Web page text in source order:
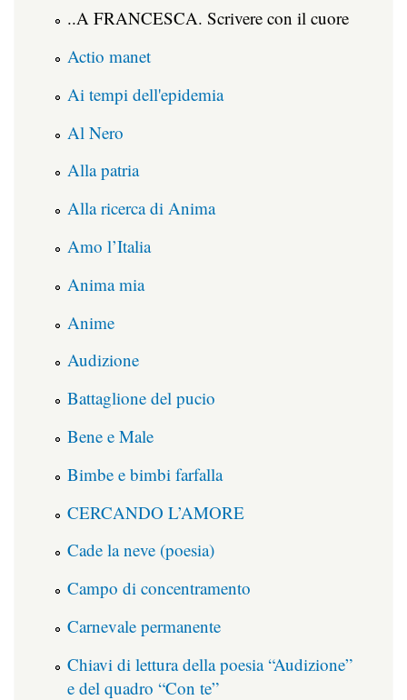
..A FRANCESCA. Scrivere con il cuore
Actio manet
Ai tempi dell'epidemia
Al Nero
Alla patria
Alla ricerca di Anima
Amo l’Italia
Anima mia
Anime
Audizione
Battaglione del pucio
Bene e Male
Bimbe e bimbi farfalla
CERCANDO L’AMORE
Cade la neve (poesia)
Campo di concentramento
Carnevale permanente
Chiavi di lettura della poesia “Audizione”
e del quadro “Con te”